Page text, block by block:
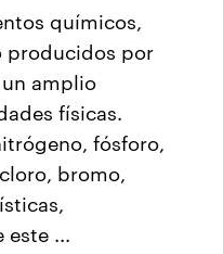
químicos,
producidos por
amplio
físicas.
fósforo,
bromo,
este ...